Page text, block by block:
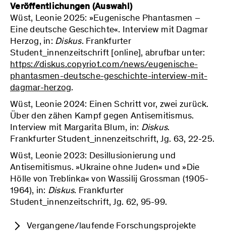
Veröffentlichungen (Auswahl)
Wüst, Leonie 2025: »Eugenische Phantasmen –
Eine deutsche Geschichte«. Interview mit Dagmar
Herzog, in: Diskus. Frankfurter
Student_innenzeitschrift [online], abrufbar unter:
https://diskus.copyriot.com/news/eugenische-
phantasmen-deutsche-geschichte-interview-mit-
dagmar-herzog.
Wüst, Leonie 2024: Einen Schritt vor, zwei zurück.
Über den zähen Kampf gegen Antisemitismus.
Interview mit Margarita Blum, in: Diskus.
Frankfurter Student_innenzeitschrift, Jg. 63, 22-25.
Wüst, Leonie 2023: Desillusionierung und
Antisemitismus. »Ukraine ohne Juden« und »Die
Hölle von Treblinka« von Wassilij Grossman (1905-
1964), in: Diskus. Frankfurter
Student_innenzeitschrift, Jg. 62, 95-99.
Vergangene/laufende Forschungsprojekte